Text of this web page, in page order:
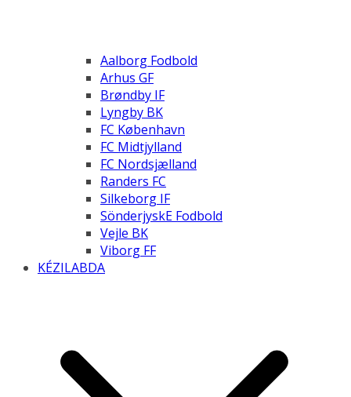
Aalborg Fodbold
Arhus GF
Brøndby IF
Lyngby BK
FC København
FC Midtjylland
FC Nordsjælland
Randers FC
Silkeborg IF
SönderjyskE Fodbold
Vejle BK
Viborg FF
KÉZILABDA